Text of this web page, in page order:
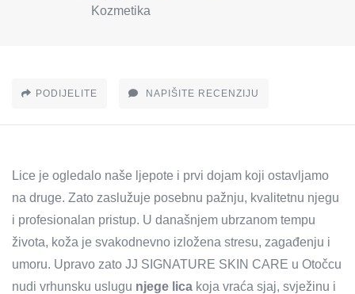
Kozmetika
PODIJELITE NAPIŠITE RECENZIJU
Lice je ogledalo naše ljepote i prvi dojam koji ostavljamo
na druge. Zato zaslužuje posebnu pažnju, kvalitetnu njegu
i profesionalan pristup. U današnjem ubrzanom tempu
života, koža je svakodnevno izložena stresu, zagađenju i
umoru. Upravo zato JJ SIGNATURE SKIN CARE u Otočcu
nudi vrhunsku uslugu njege lica koja vraća sjaj, svježinu i